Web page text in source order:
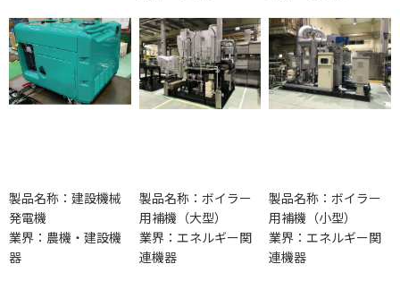
製品名称：建設機械
発電機
業界：農機・建設機
器
製品名称：ボイラー
用補機（大型）
業界：エネルギー関
連機器
製品名称：ボイラー
用補機（小型）
業界：エネルギー関
連機器